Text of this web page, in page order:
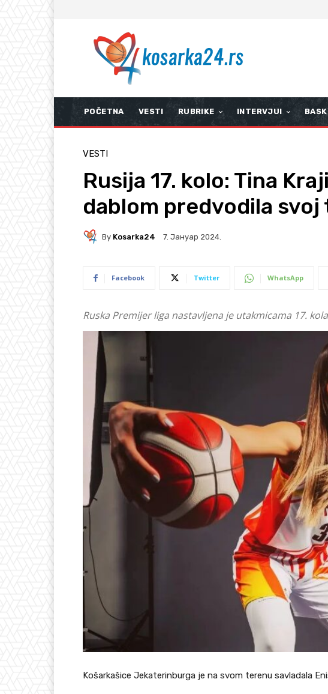
POČETNA VESTI RUBRIKE INTERVJUI
VESTI
Rusija 17. kolo: Tina
dablom predvodila svoj
By Kosarka24 7. Јануар 2024.
Facebook Twitter WhatsApp
Ruska Premijer liga nastavljena je utakmicama 17.
Košarkašice Jekaterinburga je na svom terenu savladala